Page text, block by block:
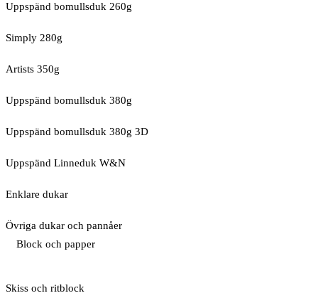
Uppspänd bomullsduk 260g
Simply 280g
Artists 350g
Uppspänd bomullsduk 380g
Uppspänd bomullsduk 380g 3D
Uppspänd Linneduk W&N
Enklare dukar
Övriga dukar och pannåer
Block och papper
Skiss och ritblock